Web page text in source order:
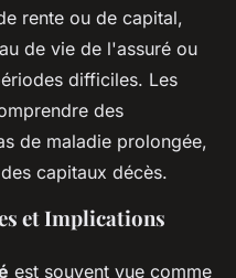
rente ou de capital,
de vie de l'assuré ou
difficiles. Les
des
de maladie prolongée,
capitaux décès.
et Implications
est souvent vue comme